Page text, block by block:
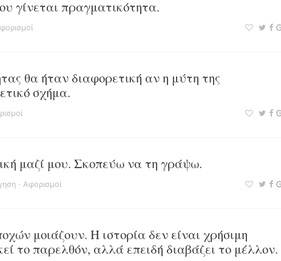
γίνεται πραγματικότητα.
θα ήταν διαφορετική αν η μύτη της
σχήμα.
μαζί μου. Σκοπεύω να τη γράψω.
· Αφορισμοί
μοιάζουν. Η ιστορία δεν είναι χρήσιμη
το παρελθόν, αλλά επειδή διαβάζει το μέλλον.